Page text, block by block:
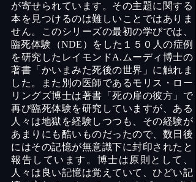
が寄せられています。その主題に関する
本を見つけるのは難しいことではありま
せん。このシリーズの最初の学びでは、
臨死体験（NDE ）をした１５０人の症例
を研究したレイモンドA. ムーディ博士の
著書「かいまみた死後の世界」に触れま
した。また別の医師であるモリス・ロー
リングズ博士は著書「死の扉の彼方」で
再び臨死体験を研究していますが、ある
人々は地獄を経験しつつも、その経験が
あまりにも酷いものだったので、数日後
にはその記憶が無意識下に封印されたと
報告しています。博士は原則として、
人々は良い記憶は覚えていて、ひどい記